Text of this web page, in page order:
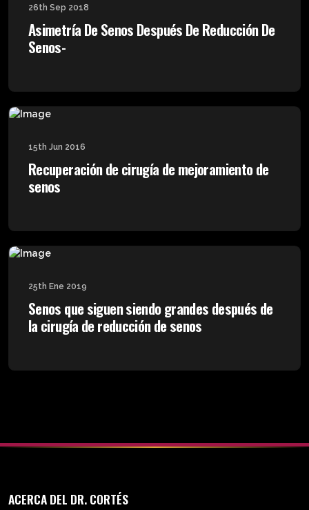
26th Sep 2018
Asimetría De Senos Después De Reducción De
Senos-
15th Jun 2016
Recuperación de cirugía de mejoramiento de
senos
25th Ene 2019
Senos que siguen siendo grandes después de
la cirugía de reducción de senos
ACERCA DEL DR. CORTÉS